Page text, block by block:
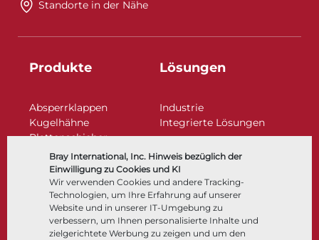
Bray International, Inc. Hinweis bezüglich der
Einwilligung zu Cookies und KI
Wir verwenden Cookies und andere Tracking-
Technologien, um Ihre Erfahrung auf unserer
Website und in unserer IT-Umgebung zu
verbessern, um Ihnen personalisierte Inhalte und
zielgerichtete Werbung zu zeigen und um den
Standorte in der Nähe​​​​​​​
Produkte
Absperrklappen
Kugelhähne
Plattenschieber
Regelarmaturen
Rückschlagklappen
Antriebe | Betätigungen
Steuer- und Regeltechnik
Tieftemperatur​​​​​​​
Lösungen
Industrie
Integrierte Lösungen
Unternehmen Dokumentation